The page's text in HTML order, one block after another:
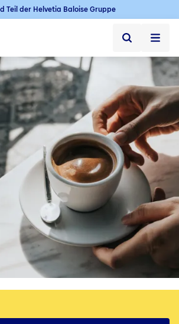
Teil der Helvetia Baloise Gruppe